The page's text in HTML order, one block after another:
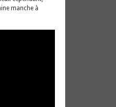
manche à